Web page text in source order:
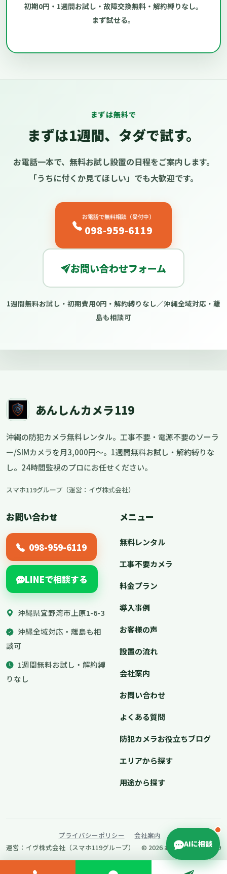
初期0円・1週間お試し・故障交換無料・解約縛りなし。
まず試せる。
まずは無料で
まずは1週間、タダで試す。
お電話一本で、無料お試し設置の日程をご案内します。
「うちに付くか見てほしい」でも大歓迎です。
お電話で無料相談（受付中）
098-959-6119
お問い合わせフォーム
1週間無料お試し・初期費用0円・解約縛りなし／沖縄全域対応・離
島も相談可
あんしんカメラ119
沖縄の防犯カメラ無料レンタル。工事不要・電源不要のソーラ
ー/SIMカメラを月3,000円〜。1週間無料お試し・解約縛りな
し。24時間監視のプロにお任せください。
スマホ119グループ（運営：イヴ株式会社）
お問い合わせ
098-959-6119
LINEで相談する
沖縄県宜野湾市上原1-6-3
沖縄全域対応・離島も相
談可
1週間無料お試し・解約縛
りなし
メニュー
無料レンタル
工事不要カメラ
料金プラン
導入事例
お客様の声
設置の流れ
会社案内
お問い合わせ
よくある質問
防犯カメラお役立ちブログ
エリアから探す
用途から探す
プライバシーポリシー
会社案内
運営：イヴ株式会社（スマホ119グループ） © 2026 あんしんカメラ119
AIに相談